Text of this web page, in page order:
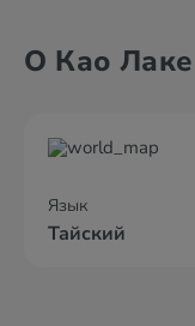
О Као Лаке
Язык
Тайский